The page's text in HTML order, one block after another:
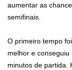
aumentar as
semifinais.
O primeiro tempo
melhor e
minutos de partida.